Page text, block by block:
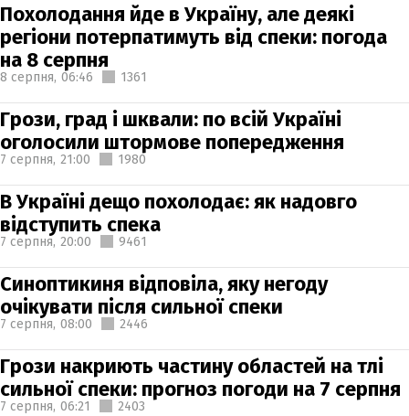
Похолодання йде в Україну, але деякі
регіони потерпатимуть від спеки: погода
на 8 серпня
8 серпня, 06:46 1361
Грози, град і шквали: по всій Україні
оголосили штормове попередження
7 серпня, 21:00 1980
В Україні дещо похолодає: як надовго
відступить спека
7 серпня, 20:00 9461
Синоптикиня відповіла, яку негоду
очікувати після сильної спеки
7 серпня, 08:00 2446
Грози накриють частину областей на тлі
сильної спеки: прогноз погоди на 7 серпня
7 серпня, 06:21 2403